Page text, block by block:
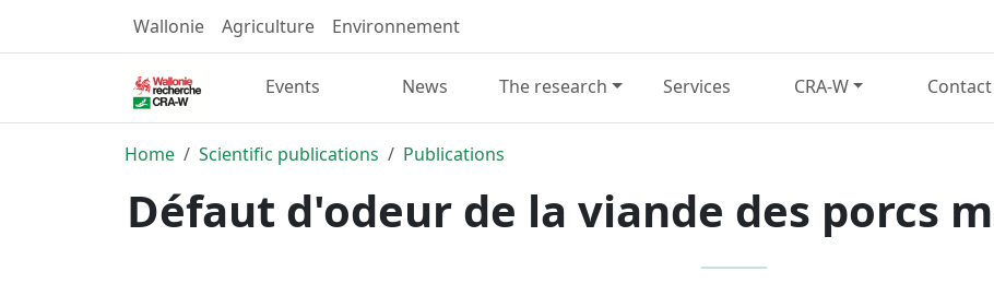
Wallonie Agriculture Environnement
Events News The research Services CRA-W Contact
Home Scientific publications Publications
Défaut d'odeur de la viande des porcs